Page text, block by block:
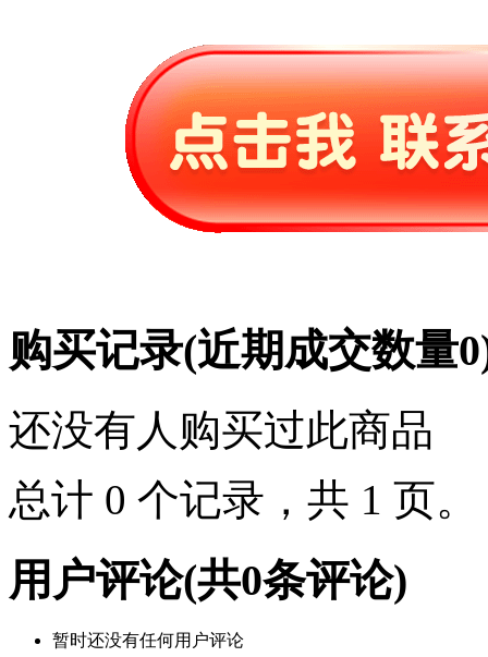
购买记录(近期成交数量0
还没有人购买过此商品
总计 0 个记录，共 1 页。
用户评论(共0条评论)
暂时还没有任何用户评论